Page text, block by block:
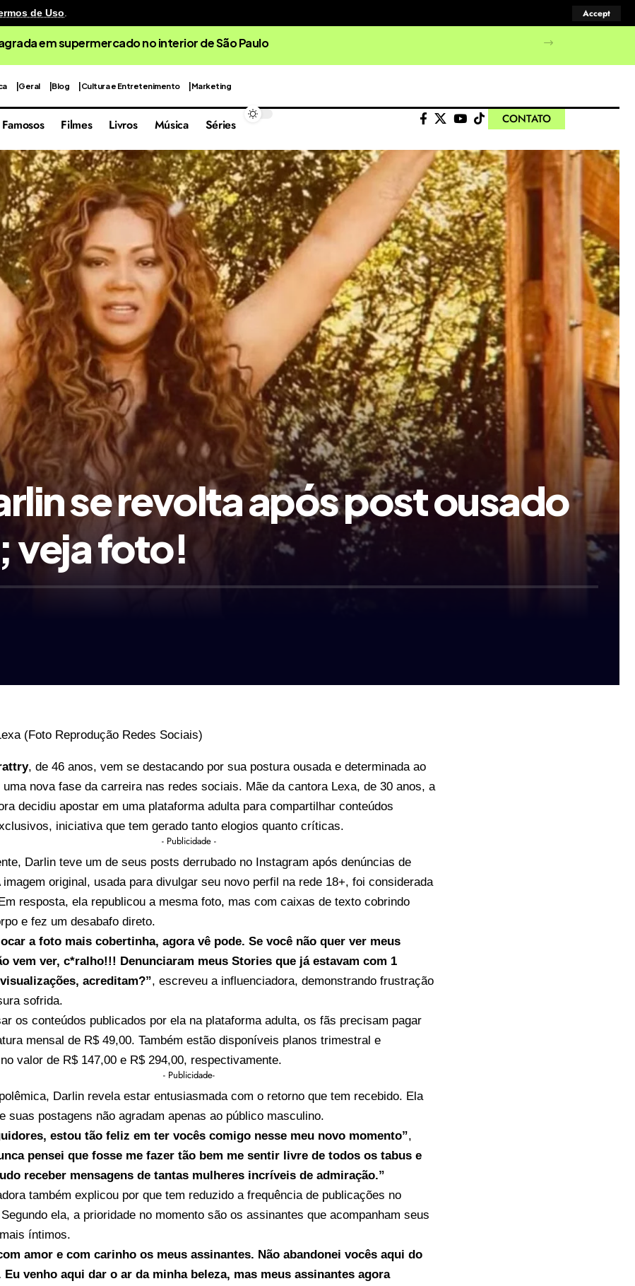
de Uso. Accept
Geral Blog Cultura e Entretenimento Marketing
Famosos Filmes Livros Música Séries CONTATO
se revolta após post ousado
veja foto!
, de 46 anos, vem se destacando por sua postura ousada e determinada ao
nova fase da carreira nas redes sociais. Mãe da cantora Lexa, de 30 anos, a
decidiu apostar em uma plataforma adulta para compartilhar conteúdos
iniciativa que tem gerado tanto elogios quanto críticas.
- Publicidade -
Darlin teve um de seus posts derrubado no Instagram após denúncias de
imagem original, usada para divulgar seu novo perfil na rede 18+, foi considerada
resposta, ela republicou a mesma foto, mas com caixas de texto cobrindo
e fez um desabafo direto.
a foto mais cobertinha, agora vê pode. Se você não quer ver meus
vem ver, c*ralho!!! Denunciaram meus Stories que já estavam com 1
acreditam?”, escreveu a influenciadora, demonstrando frustração
sofrida.
os conteúdos publicados por ela na plataforma adulta, os fãs precisam pagar
mensal de R$ 49,00. Também estão disponíveis planos trimestral e
valor de R$ 147,00 e R$ 294,00, respectivamente.
- Publicidade-
Darlin revela estar entusiasmada com o retorno que tem recebido. Ela
suas postagens não agradam apenas ao público masculino.
estou tão feliz em ter vocês comigo nesse meu novo momento”,
pensei que fosse me fazer tão bem me sentir livre de todos os tabus e
receber mensagens de tantas mulheres incríveis de admiração.”
também explicou por que tem reduzido a frequência de publicações no
ela, a prioridade no momento são os assinantes que acompanham seus
íntimos.
amor e com carinho os meus assinantes. Não abandonei vocês aqui do
Eu venho aqui dar o ar da minha beleza, mas meus assinantes agora